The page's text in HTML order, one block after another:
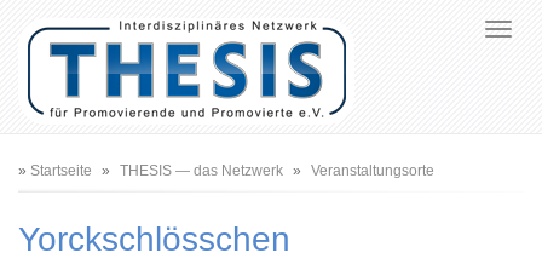
Pfadnavigation
Startseite THESIS — das Netzwerk Veranstaltungsorte
Yorckschlösschen